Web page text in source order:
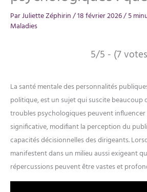
ParJuliette Zéphirin/18 février 2026/5
Maladies
5/5 - (7
La santé mentale des personnalités
politique, est un sujet qui suscite beaucoup
troubles psychologiques peuvent
significative, modifiant la perception du
capacités décisionnelles des dirigeants.
manifestent dans un milieu aussi exigeant
répercussions peuvent être vastes et